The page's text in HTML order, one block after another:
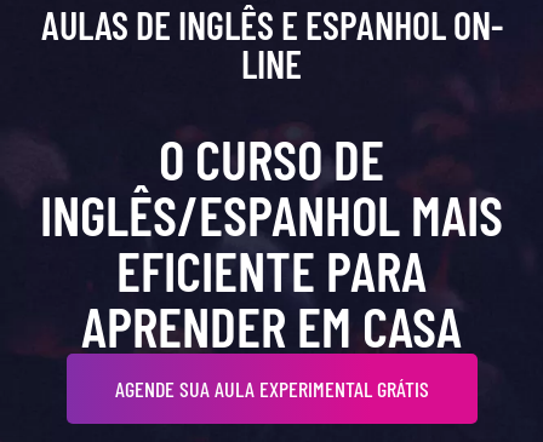
AULAS DE INGLÊS E ESPANHOL ON-
LINE
O CURSO DE
INGLÊS/ESPANHOL MAIS
EFICIENTE PARA
APRENDER EM CASA
AGENDE SUA AULA EXPERIMENTAL GRÁTIS